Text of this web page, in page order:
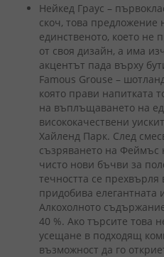
Нейкед Граус –
скоч, това предложение
единственото, което не
от своя дизайн, а има
акцентът пада върху
Famous Grouse –
която прави напитката
на въплъщаването на
висококачествени
Хайленд Парк. След
съзряването на Феймъс
чисто нови бъчви за
течността се
придобива елегантната
Алкохолното
40 %. Ако търсите това
усещане в подходящ
възможност да го